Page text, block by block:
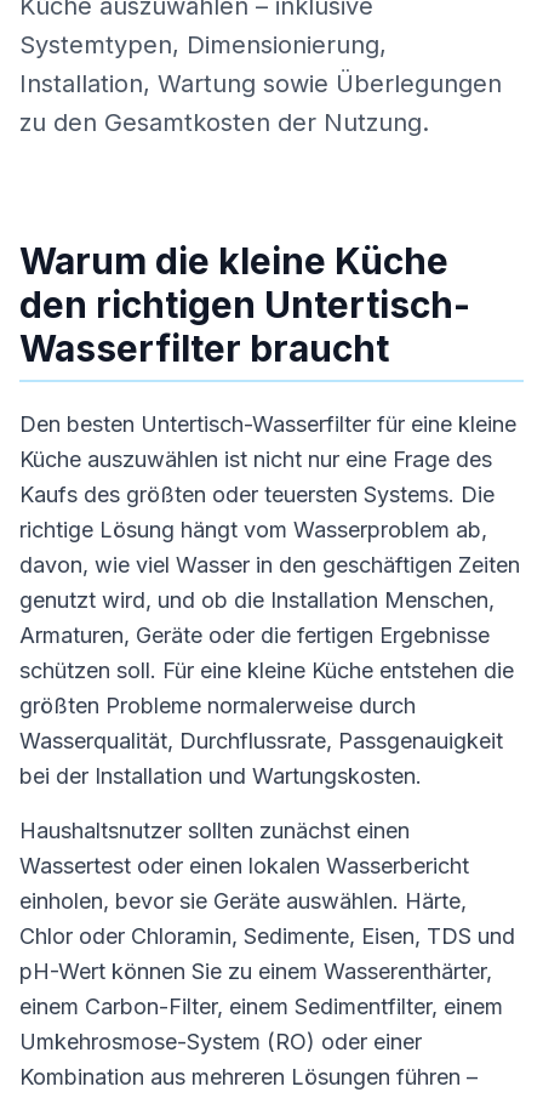
Küche auszuwählen – inklusive
Systemtypen, Dimensionierung,
Installation, Wartung sowie Überlegungen
zu den Gesamtkosten der Nutzung.
Warum die kleine Küche
den richtigen Untertisch-
Wasserfilter braucht
Den besten Untertisch-Wasserfilter für eine kleine
Küche auszuwählen ist nicht nur eine Frage des
Kaufs des größten oder teuersten Systems. Die
richtige Lösung hängt vom Wasserproblem ab,
davon, wie viel Wasser in den geschäftigen Zeiten
genutzt wird, und ob die Installation Menschen,
Armaturen, Geräte oder die fertigen Ergebnisse
schützen soll. Für eine kleine Küche entstehen die
größten Probleme normalerweise durch
Wasserqualität, Durchflussrate, Passgenauigkeit
bei der Installation und Wartungskosten.
Haushaltsnutzer sollten zunächst einen
Wassertest oder einen lokalen Wasserbericht
einholen, bevor sie Geräte auswählen. Härte,
Chlor oder Chloramin, Sedimente, Eisen, TDS und
pH-Wert können Sie zu einem Wasserenthärter,
einem Carbon-Filter, einem Sedimentfilter, einem
Umkehrosmose-System (RO) oder einer
Kombination aus mehreren Lösungen führen –